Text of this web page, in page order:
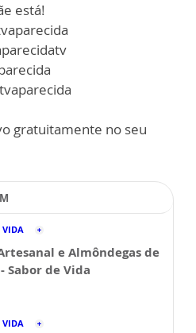
está!
gratuitamente no seu
VIDA
e Almôndegas de
Sabor de Vida
VIDA